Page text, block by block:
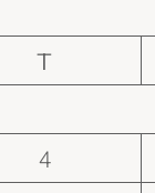
T
4